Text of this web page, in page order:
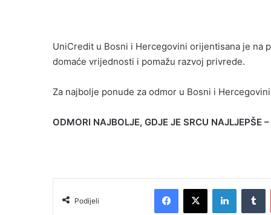
UniCredit u Bosni i Hercegovini orijentisana je
domaće vrijednosti i pomažu razvoj privrede.
Za najbolje ponude za odmor u Bosni i
ODMORI NAJBOLJE, GDJE JE SRCU NAJLJEPŠE
Podijeli
Facebook
X LinkedIn